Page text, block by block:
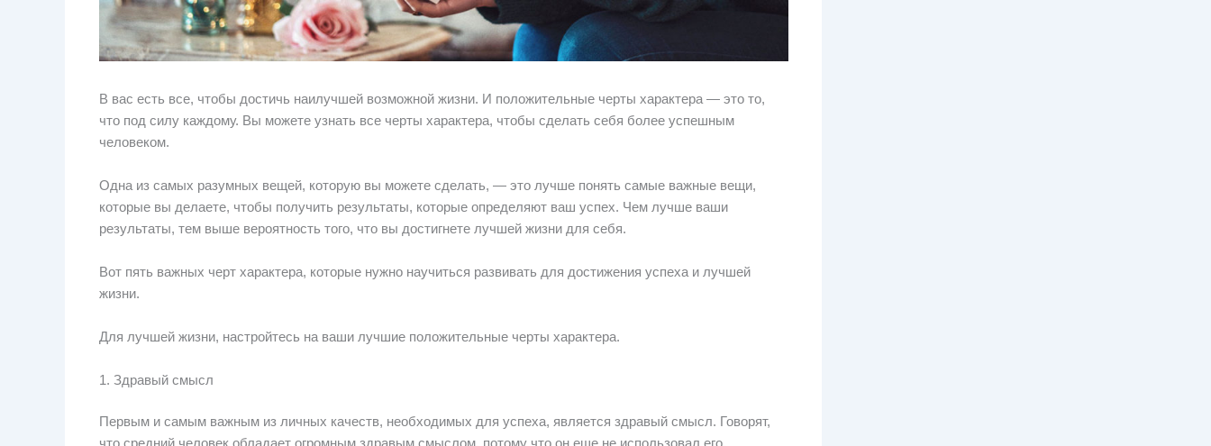
В вас есть все, чтобы достичь наилучшей возможной жизни. И положительные черты характера — это то,
что под силу каждому. Вы можете узнать все черты характера, чтобы сделать себя более успешным
человеком.
Одна из самых разумных вещей, которую вы можете сделать, — это лучше понять самые важные вещи,
которые вы делаете, чтобы получить результаты, которые определяют ваш успех. Чем лучше ваши
результаты, тем выше вероятность того, что вы достигнете лучшей жизни для себя.
Вот пять важных черт характера, которые нужно научиться развивать для достижения успеха и лучшей
жизни.
Для лучшей жизни, настройтесь на ваши лучшие положительные черты характера.
1. Здравый смысл
Первым и самым важным из личных качеств, необходимых для успеха, является здравый смысл. Говорят,